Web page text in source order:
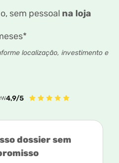
sem pessoal na loja
localização, investimento e
dossier sem